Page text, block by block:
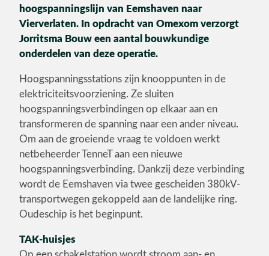
hoogspanningslijn van Eemshaven naar
Vierverlaten. In opdracht van Omexom verzorgt
Jorritsma Bouw een aantal bouwkundige
onderdelen van deze operatie.
Hoogspanningsstations zijn knooppunten in de
elektriciteitsvoorziening. Ze sluiten
hoogspanningsverbindingen op elkaar aan en
transformeren de spanning naar een ander niveau.
Om aan de groeiende vraag te voldoen werkt
netbeheerder TenneT aan een nieuwe
hoogspanningsverbinding. Dankzij deze verbinding
wordt de Eemshaven via twee gescheiden 380kV-
transportwegen gekoppeld aan de landelijke ring.
Oudeschip is het beginpunt.
TAK-huisjes